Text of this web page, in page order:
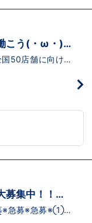
そのような時は1
らのご連絡お待ち
事を教えるアドバ
主義です。 頑張
や幹部枠への昇格
る方には必要な席
環境ですのでご安
福
沖縄：那覇市※出
こう(・ω・)
50店舗に向けて
ネスグループの
けるチャンスが
じゃないです
いなら、このビ
でください！！チ
序列ではなく実力
なんです！力のあ
かりご用意できる
さい。実際に入社
になった先輩もい
募集中！！
ドライバー急
※急募※急募※①ス